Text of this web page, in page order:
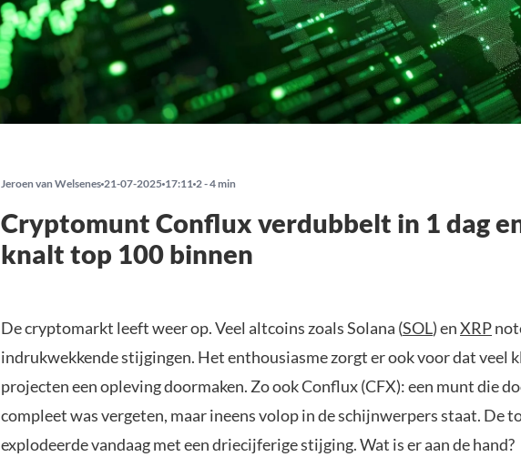
Jeroen van Welsenes 21-07-2025 17:11 2 - 4 min
Cryptomunt Conflux verdubbelt in 1 dag
knalt top 100 binnen
De cryptomarkt leeft weer op. Veel altcoins zoals Solana (SOL) enXRP
indrukwekkende stijgingen. Het enthousiasme zorgt er ook voor dat veel
projecten een opleving doormaken. Zo ook Conflux (CFX): een munt die
compleet was vergeten, maar ineens volop in de schijnwerpers staat. De
explodeerde vandaag met een driecijferige stijging. Wat is er aan de hand?